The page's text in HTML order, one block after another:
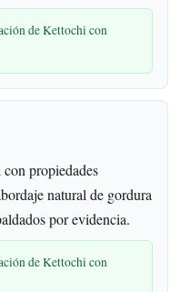
de Kettochi con
propiedades
natural de gordura
por evidencia.
de Kettochi con